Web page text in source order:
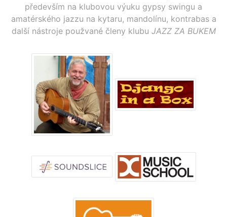
především na klubovou výuku gypsy swingu a
amatérského jazzu na kytaru, mandolínu, kontrabas a
další nástroje použvané členy klubu JAZZ ZA BUKEM